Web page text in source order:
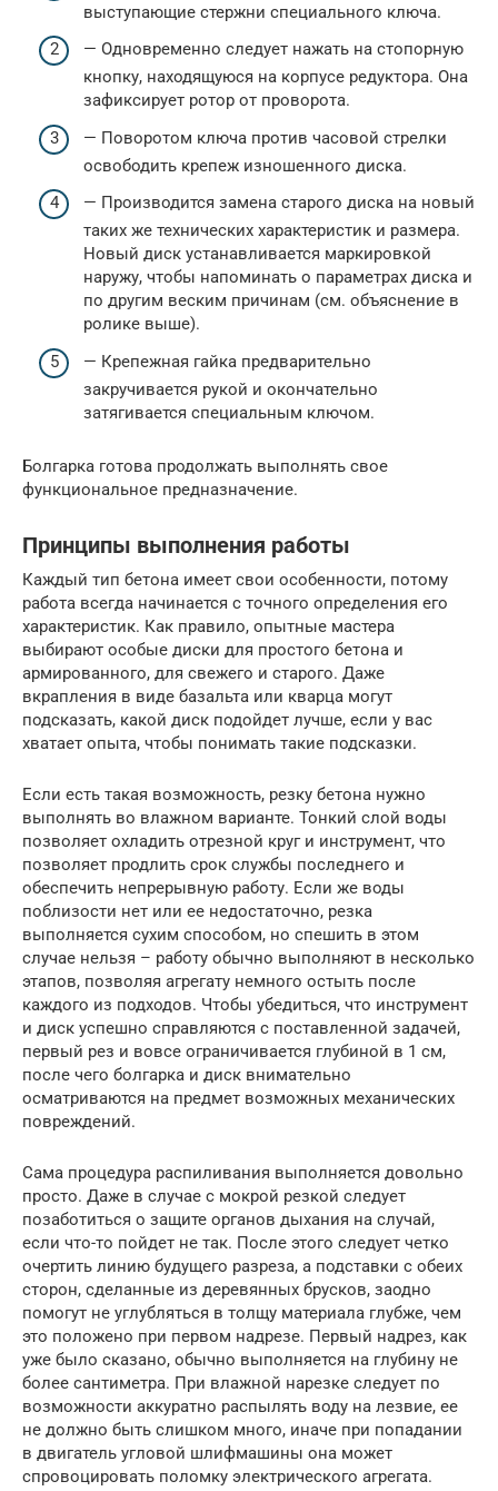
выступающие стержни специального ключа.
— Одновременно следует нажать на стопорную
кнопку, находящуюся на корпусе редуктора. Она
зафиксирует ротор от проворота.
— Поворотом ключа против часовой стрелки
освободить крепеж изношенного диска.
— Производится замена старого диска на новый
таких же технических характеристик и размера.
Новый диск устанавливается маркировкой
наружу, чтобы напоминать о параметрах диска и
по другим веским причинам (см. объяснение в
ролике выше).
— Крепежная гайка предварительно
закручивается рукой и окончательно
затягивается специальным ключом.
Болгарка готова продолжать выполнять свое
функциональное предназначение.
Принципы выполнения работы
Каждый тип бетона имеет свои особенности, потому
работа всегда начинается с точного определения его
характеристик. Как правило, опытные мастера
выбирают особые диски для простого бетона и
армированного, для свежего и старого. Даже
вкрапления в виде базальта или кварца могут
подсказать, какой диск подойдет лучше, если у вас
хватает опыта, чтобы понимать такие подсказки.
Если есть такая возможность, резку бетона нужно
выполнять во влажном варианте. Тонкий слой воды
позволяет охладить отрезной круг и инструмент, что
позволяет продлить срок службы последнего и
обеспечить непрерывную работу. Если же воды
поблизости нет или ее недостаточно, резка
выполняется сухим способом, но спешить в этом
случае нельзя – работу обычно выполняют в несколько
этапов, позволяя агрегату немного остыть после
каждого из подходов. Чтобы убедиться, что инструмент
и диск успешно справляются с поставленной задачей,
первый рез и вовсе ограничивается глубиной в 1 см,
после чего болгарка и диск внимательно
осматриваются на предмет возможных механических
повреждений.
Сама процедура распиливания выполняется довольно
просто. Даже в случае с мокрой резкой следует
позаботиться о защите органов дыхания на случай,
если что-то пойдет не так. После этого следует четко
очертить линию будущего разреза, а подставки с обеих
сторон, сделанные из деревянных брусков, заодно
помогут не углубляться в толщу материала глубже, чем
это положено при первом надрезе. Первый надрез, как
уже было сказано, обычно выполняется на глубину не
более сантиметра. При влажной нарезке следует по
возможности аккуратно распылять воду на лезвие, ее
не должно быть слишком много, иначе при попадании
в двигатель угловой шлифмашины она может
спровоцировать поломку электрического агрегата.